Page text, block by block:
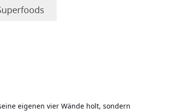
eigenen vier Wände holt, sondern